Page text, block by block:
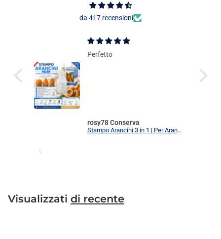
da 417 recensioni
Perfetto
rosy78 Conserva
Stampo Arancini 3 in 1 | Per Arancini, Supplì e Polpette Uniformi | 3 Forme Intercambiabili Food Grade + Ricettario
Visualizzati di recente